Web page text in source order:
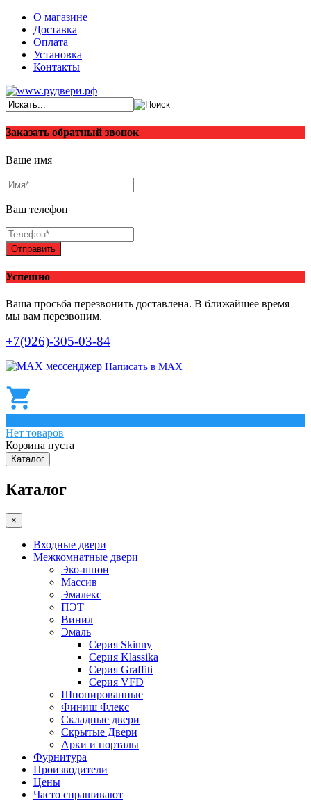
О магазине
Доставка
Оплата
Установка
Контакты
Заказать обратный звонок
Ваше имя
Ваш телефон
Отправить
Успешно
Ваша просьба перезвонить доставлена. В ближайшее время
мы вам перезвоним.
+7(926)-305-03-84
Написать в МАХ
Нет товаров
Корзина пуста
Каталог
Каталог
×
Входные двери
Межкомнатные двери
Эко-шпон
Массив
Эмалекс
ПЭТ
Винил
Эмаль
Серия Skinny
Серия Klassika
Серия Graffiti
Серия VFD
Шпонированные
Финиш Флекс
Складные двери
Скрытые Двери
Арки и порталы
Фурнитура
Производители
Цены
Часто спрашивают